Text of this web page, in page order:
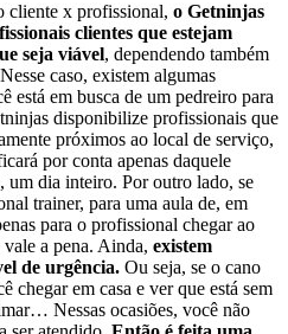
cliente x profissional, o Getninjas
clientes que estejam
seja viável, dependendo também
caso, existem algumas
está em busca de um pedreiro para
disponibilize profissionais que
próximos ao local de serviço,
por conta apenas daquele
um dia inteiro. Por outro lado, se
trainer, para uma aula de, em
para o profissional chegar ao
a pena. Ainda, existem
de urgência. Ou seja, se o cano
chegar em casa e ver que está sem
Nessas ocasiões, você não